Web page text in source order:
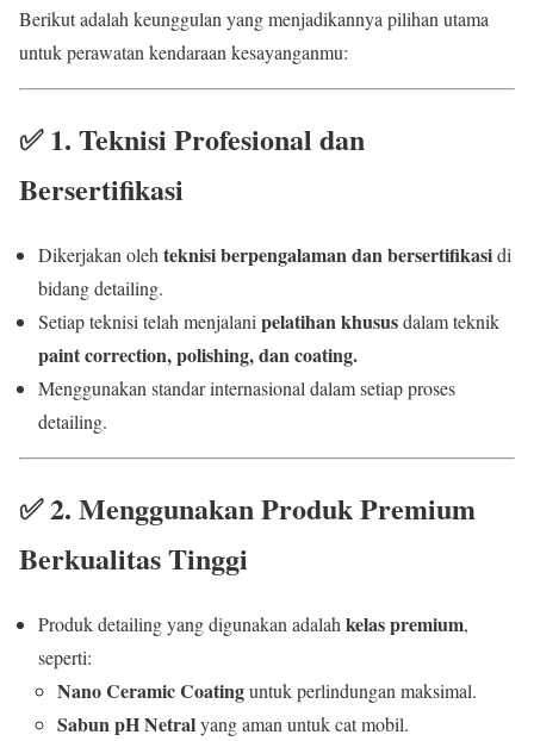
Berikut adalah keunggulan yang menjadikannya pilihan utama
untuk perawatan kendaraan kesayanganmu:
✅1. Teknisi Profesional dan
Bersertifikasi
Dikerjakan oleh teknisi berpengalaman dan bersertifikasidi
bidang detailing.
Setiap teknisi telah menjalani pelatihan khususdalam teknik
paint correction, polishing, dan coating.
Menggunakan standar internasional dalam setiap proses
detailing.
✅2. Menggunakan Produk Premium
Berkualitas Tinggi
Produk detailing yang digunakan adalah kelas premium,
seperti:
Nano Ceramic Coatinguntuk perlindungan maksimal.
Sabun pH Netralyang aman untuk cat mobil.